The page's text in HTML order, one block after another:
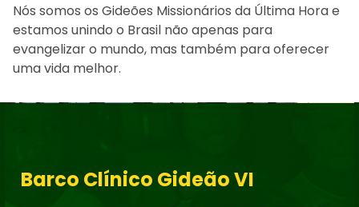
Nós somos os Gideões Missionários da Última Hora e
estamos unindo o Brasil não apenas para
evangelizar o mundo, mas também para oferecer
uma vida melhor.
Barco Clínico Gideão VI